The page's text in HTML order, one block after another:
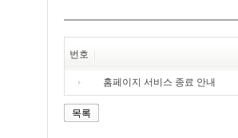
번호
홈페이지 서비스 종료 안내
목록